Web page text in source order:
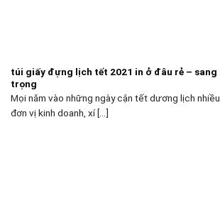
túi giấy đựng lịch tết 2021 in ở đâu rẻ – sang
trọng
Mọi năm vào những ngày cận tết dương lịch nhiều
đơn vị kinh doanh, xí [...]